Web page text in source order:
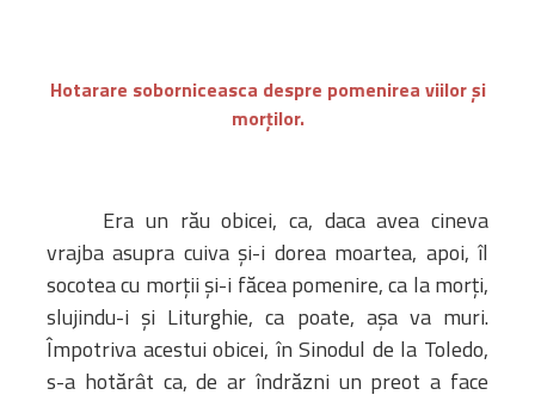
Hotarare soborniceasca despre pomenirea viilor și
morților.
Era un rău obicei, ca, daca avea cineva
vrajba asupra cuiva și-i dorea moartea, apoi, îl
socotea cu morții și-i făcea pomenire, ca la morți,
slujindu-i și Liturghie, ca poate, așa va muri.
Împotriva acestui obicei, în Sinodul de la Toledo,
s-a hotărât ca, de ar îndrăzni un preot a face